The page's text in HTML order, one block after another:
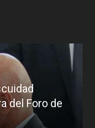
del Foro de